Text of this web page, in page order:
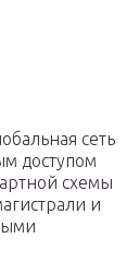
сеть
доступом
схемы
и